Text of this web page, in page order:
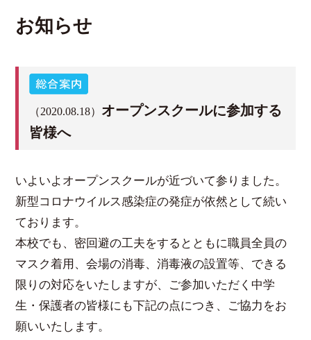
お知らせ
（2020.08.18） オープンスクールに参加する
皆様へ
いよいよオープンスクールが近づいて参りました。
新型コロナウイルス感染症の発症が依然として続い
ております。
本校でも、密回避の工夫をするとともに職員全員の
マスク着用、会場の消毒、消毒液の設置等、できる
限りの対応をいたしますが、ご参加いただく中学
生・保護者の皆様にも下記の点につき、ご協力をお
願いいたします。